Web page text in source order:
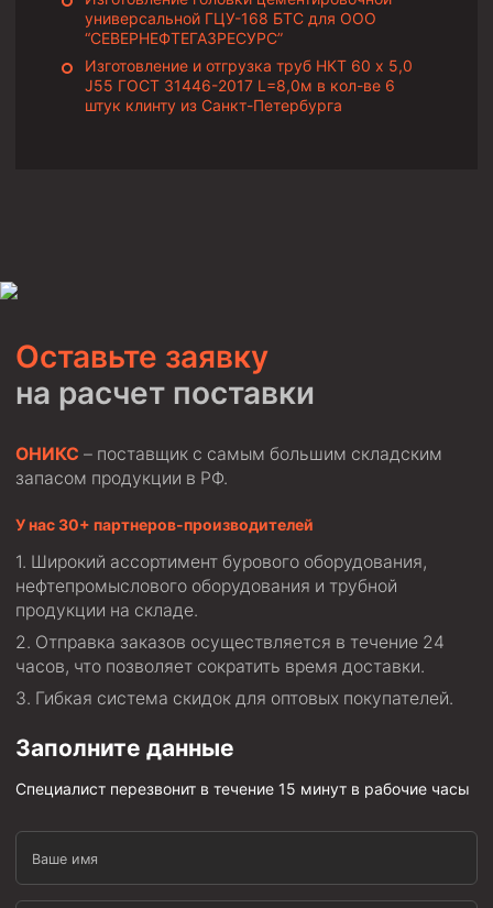
Шаблоны колонные
Перья гидромониторные
Пауки гидравлические
Труболовки
Шламометаллоуловитель ШМУ
Фрезеры торцевые с фрезерующей воронкой и с
заводным зубом
Магнитные ловители
Фрезеры арбузообразные
Фрезеры стартово-оконные
Печати свинцовые
Калибраторы расширители
Фрезеры Барракуда
Фрезеры пилотные
Райберы конусные
Фрезеры-долота торцевые
Ключи
универсальной ГЦУ-168 БТС для ООО
“СЕВЕРНЕФТЕГАЗРЕСУРС”
Изготовление и отгрузка труб НКТ 60 х 5,0
J55 ГОСТ 31446-2017 L=8,0м в кол-ве 6
штук клинту из Санкт-Петербурга
Оставьте заявку
на расчет поставки
ОНИКС – поставщик с самым большим складским
запасом продукции в РФ.
У нас 30+ партнеров-производителей
Широкий ассортимент бурового оборудования,
нефтепромыслового оборудования и трубной
продукции на складе.
Отправка заказов осуществляется в течение 24
часов, что позволяет сократить время доставки.
Гибкая система скидок для оптовых покупателей.
Заполните данные
Специалист перезвонит в течение 15 минут в рабочие часы
Ваше имя